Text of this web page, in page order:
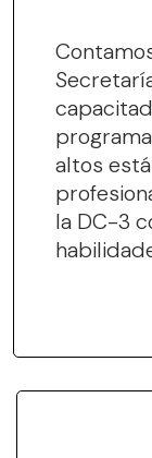
altos
la DC-3